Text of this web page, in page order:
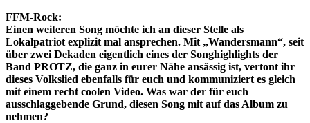
FFM-Rock:
Einen weiteren Song möchte ich an dieser Stelle als
Lokalpatriot explizit mal ansprechen. Mit „Wandersmann“, seit
über zwei Dekaden eigentlich eines der Songhighlights der
Band PROTZ, die ganz in eurer Nähe ansässig ist, vertont ihr
dieses Volkslied ebenfalls für euch und kommuniziert es gleich
mit einem recht coolen Video. Was war der für euch
ausschlaggebende Grund, diesen Song mit auf das Album zu
nehmen?